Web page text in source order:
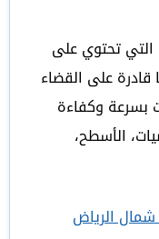
التي تحتوي على
يجعلها قادرة على القضاء
بسرعة وكفاءة
الأسطح،
الرياض